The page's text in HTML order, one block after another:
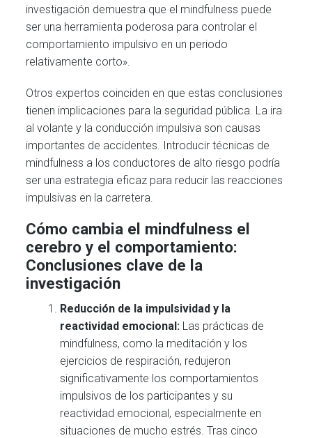
investigación demuestra que el mindfulness puede
ser una herramienta poderosa para controlar el
comportamiento impulsivo en un periodo
relativamente corto».
Otros expertos coinciden en que estas conclusiones
tienen implicaciones para la seguridad pública. La ira
al volante y la conducción impulsiva son causas
importantes de accidentes. Introducir técnicas de
mindfulness a los conductores de alto riesgo podría
ser una estrategia eficaz para reducir las reacciones
impulsivas en la carretera.
Cómo cambia el mindfulness el
cerebro y el comportamiento:
Conclusiones clave de la
investigación
Reducción de la impulsividad y la
reactividad emocional: Las prácticas de
mindfulness, como la meditación y los
ejercicios de respiración, redujeron
significativamente los comportamientos
impulsivos de los participantes y su
reactividad emocional, especialmente en
situaciones de mucho estrés. Tras cinco